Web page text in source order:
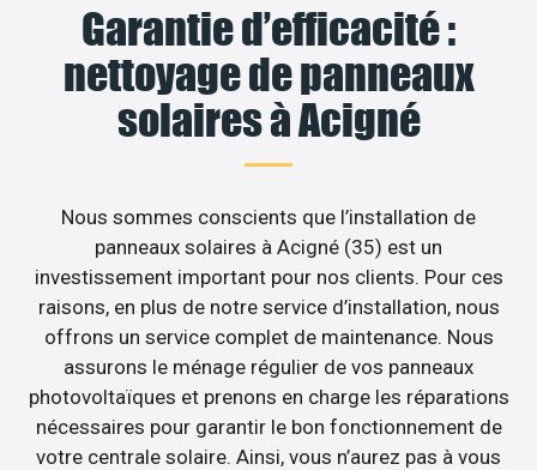
Garantie d’efficacité :
nettoyage de panneaux
solaires à Acigné
Nous sommes conscients que l’installation de
panneaux solaires à Acigné (35) est un
investissement important pour nos clients. Pour ces
raisons, en plus de notre service d’installation, nous
offrons un service complet de maintenance. Nous
assurons le ménage régulier de vos panneaux
photovoltaïques et prenons en charge les réparations
nécessaires pour garantir le bon fonctionnement de
votre centrale solaire. Ainsi, vous n’aurez pas à vous